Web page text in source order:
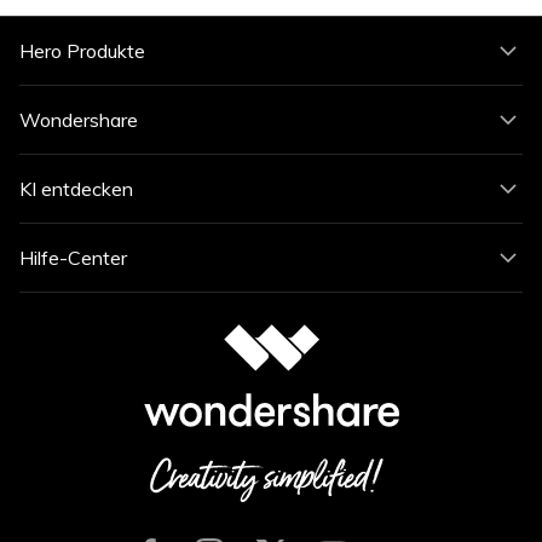
Hero Produkte
Wondershare
KI entdecken
Hilfe-Center